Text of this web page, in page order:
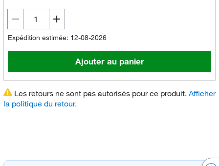
Expédition estimée: 12-08-2026
Ajouter au panier
Les retours ne sont pas autorisés pour ce produit. Afficher
la politique du retour.